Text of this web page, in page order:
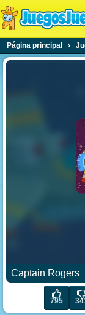
Página principal ›
Captain Rogers
795